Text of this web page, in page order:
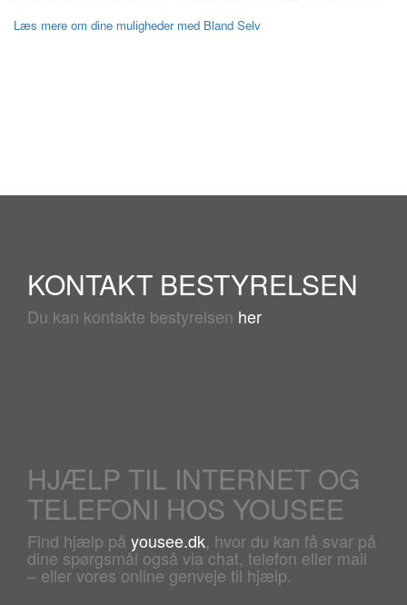
Læs mere om dine muligheder med Bland Selv
KONTAKT BESTYRELSEN
Du kan kontakte bestyrelsen her
HJÆLP TIL INTERNET OG
TELEFONI HOS YOUSEE
Find hjælp på yousee.dk, hvor du kan få svar på
dine spørgsmål også via chat, telefon eller mail
– eller vores online genveje til hjælp.